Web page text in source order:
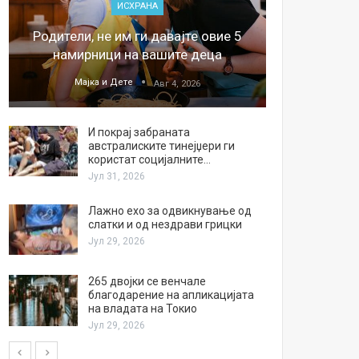
ИСХРАНА
Родители, не им ги давајте овие 5
намирници на вашите деца
Мајка и Дете Авг 4, 2026
И покрај забраната
австралиските тинејџери ги
користат социјалните…
Јул 31, 2026
Лажно ехо за одвикнување од
слатки и од нездрави грицки
Јул 29, 2026
265 двојки се венчале
благодарение на апликацијата
на владата на Токио
Јул 29, 2026